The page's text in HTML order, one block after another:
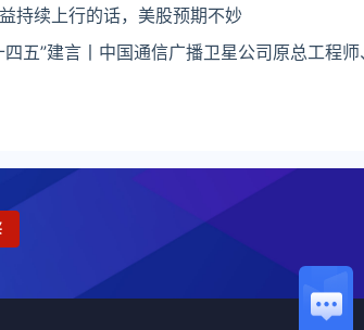
持续上行的话，美股预期不妙
四五”建言丨中国通信广播卫星公司原总工程